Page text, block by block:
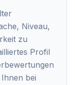
Niveau,
zu
Profil
bei